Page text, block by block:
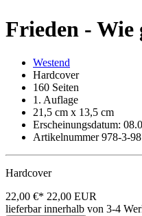
Frieden - Wie
Westend
Hardcover
160 Seiten
1. Auflage
21,5 cm x 13,5 cm
Erscheinungsdatum:
Artikelnummer 978-3-
Hardcover
22,00 €* 22,00 EUR
lieferbar innerhalb von 3-4